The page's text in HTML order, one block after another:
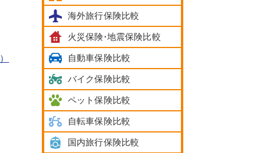
海外旅行保険比較
火災保険・地震保険比較
自動車保険比較
バイク保険比較
ペット保険比較
自転車保険比較
国内旅行保険比較